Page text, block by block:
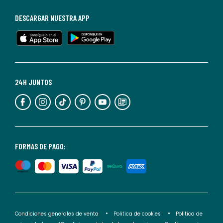
en
cualquier
Para
información,
puedes
nuestra
de
privacidad</2>.
FORMAS DE PAGO:
24H JUNTOS
DESCARGAR NUESTRA APP
Condiciones generales de venta Politica de cookies
Politica de